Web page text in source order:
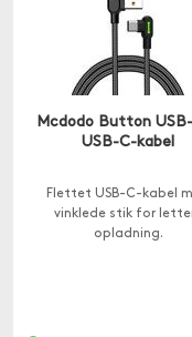
Mcdodo Button
USB-C-kabel
Flettet USB-C-kabel
vinklede stik for
opladning.